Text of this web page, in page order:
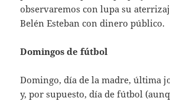
observaremos con lupa su
Belén Esteban con dinero público.
Domingos de fútbol
Domingo, día de la madre, última
y, por supuesto, día de fútbol